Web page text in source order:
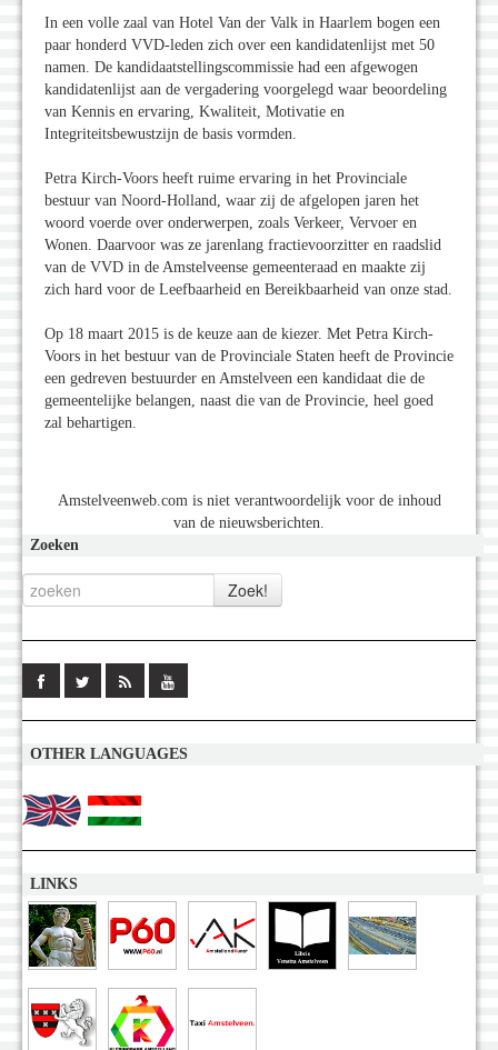
In een volle zaal van Hotel Van der Valk in Haarlem bogen een
paar honderd VVD-leden zich over een kandidatenlijst met 50
namen. De kandidaatstellingscommissie had een afgewogen
kandidatenlijst aan de vergadering voorgelegd waar beoordeling
van Kennis en ervaring, Kwaliteit, Motivatie en
Integriteitsbewustzijn de basis vormden.
Petra Kirch-Voors heeft ruime ervaring in het Provinciale
bestuur van Noord-Holland, waar zij de afgelopen jaren het
woord voerde over onderwerpen, zoals Verkeer, Vervoer en
Wonen. Daarvoor was ze jarenlang fractievoorzitter en raadslid
van de VVD in de Amstelveense gemeenteraad en maakte zij
zich hard voor de Leefbaarheid en Bereikbaarheid van onze stad.
Op 18 maart 2015 is de keuze aan de kiezer. Met Petra Kirch-
Voors in het bestuur van de Provinciale Staten heeft de Provincie
een gedreven bestuurder en Amstelveen een kandidaat die de
gemeentelijke belangen, naast die van de Provincie, heel goed
zal behartigen.
Amstelveenweb.com is niet verantwoordelijk voor de inhoud
van de nieuwsberichten.
Zoeken
OTHER LANGUAGES
LINKS